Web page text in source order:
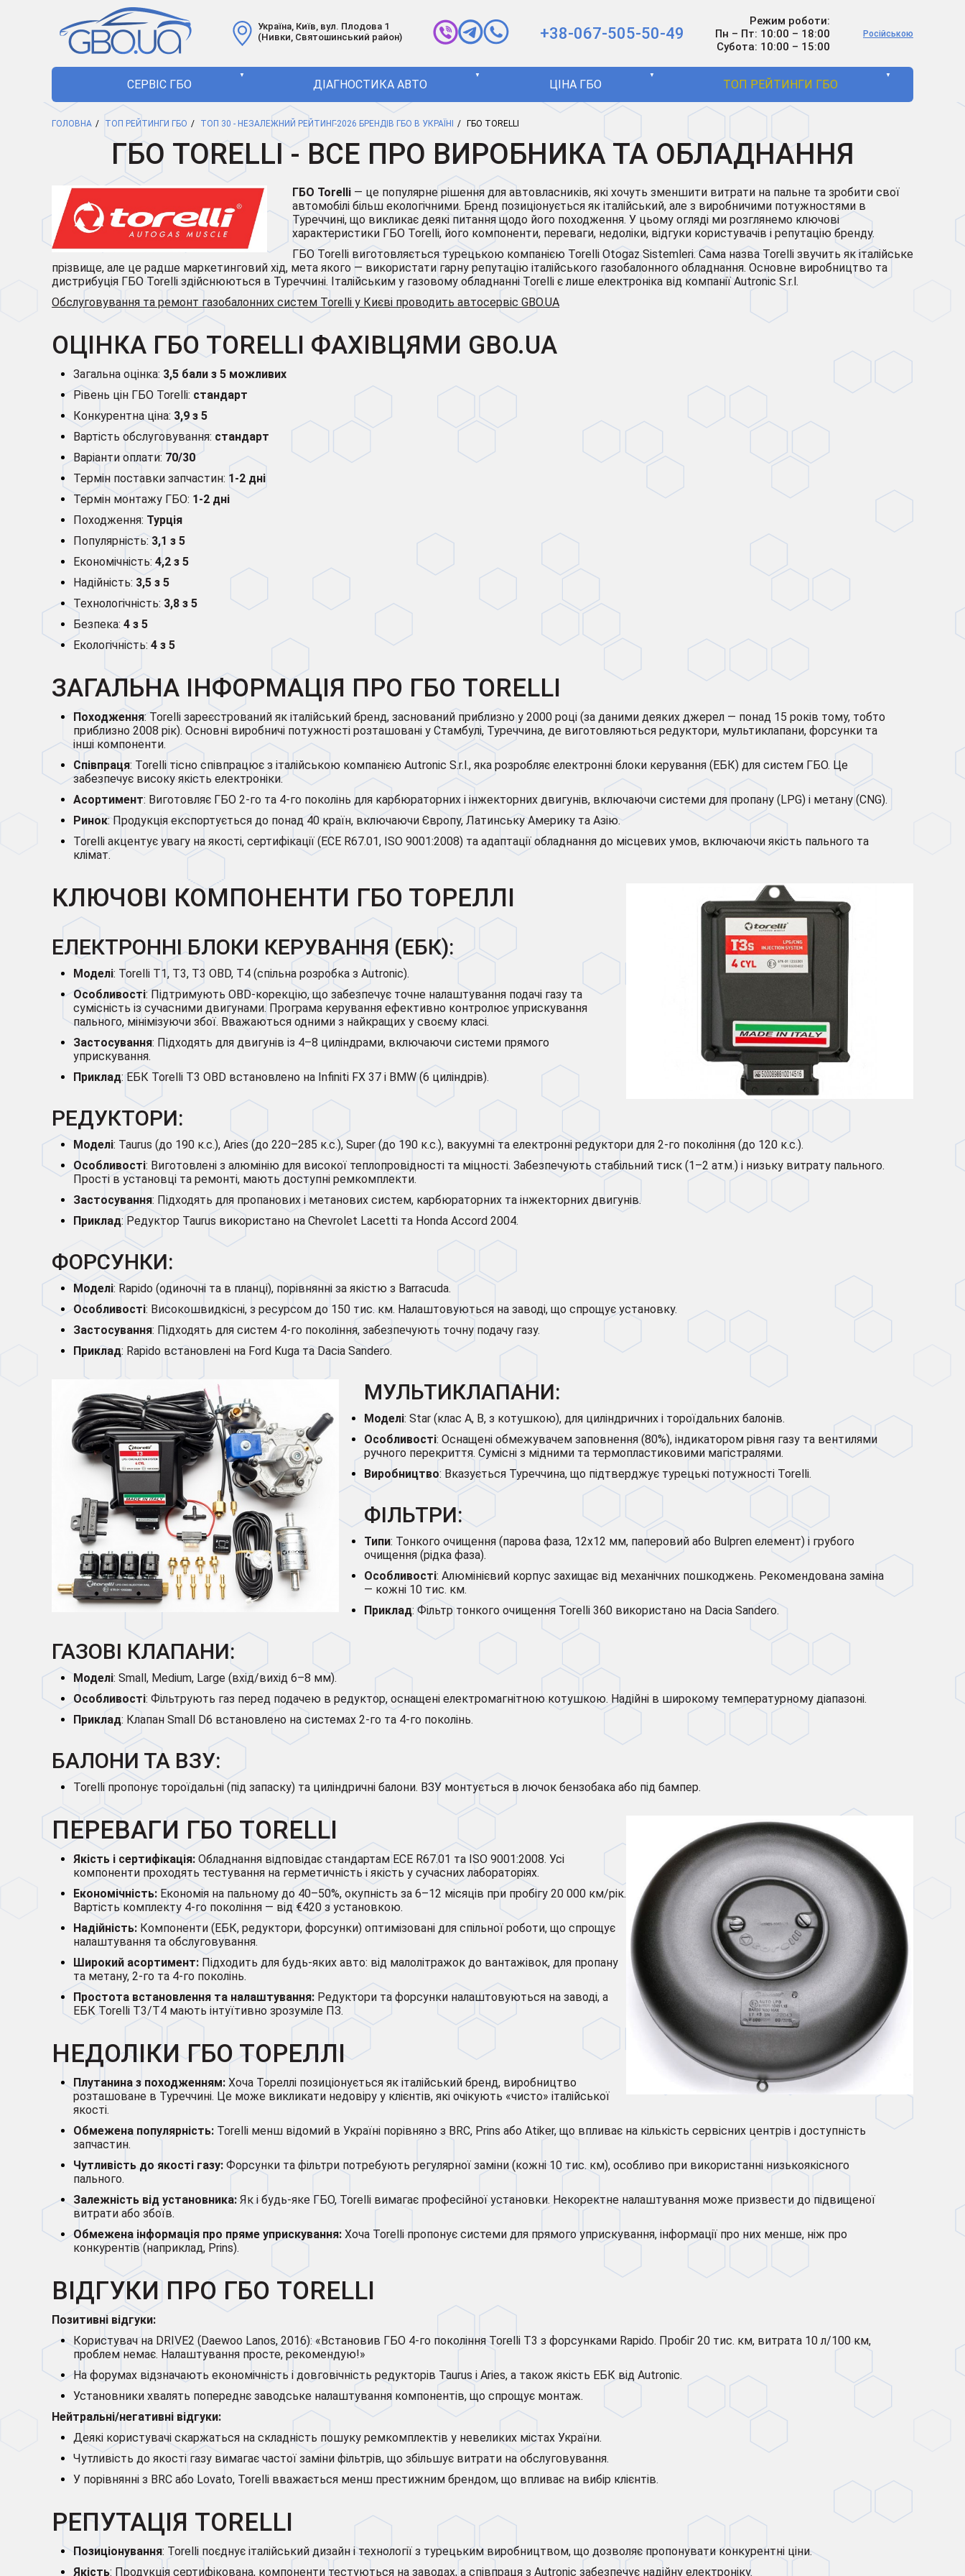
Україна, Київ, вул. Плодова 1
(Нивки, Святошинський район)
+38-067-505-50-49
Режим роботи:
Пн – Пт: 10:00 – 18:00
Субота: 10:00 – 15:00
Російською
СЕРВІС ГБО
▼
ДІАГНОСТИКА АВТО
▼
ЦІНА ГБО
▼
ТОП РЕЙТИНГИ ГБО
▼
ГОЛОВНА ТОП РЕЙТИНГИ ГБО ТОП 30 - НЕЗАЛЕЖНИЙ РЕЙТИНГ-2026 БРЕНДІВ ГБО В УКРАЇНІ ГБО TORELLI
ГБО TORELLI - ВСЕ ПРО ВИРОБНИКА ТА ОБЛАДНАННЯ
ГБО Torelli — це популярне рішення для автовласників, які хочуть зменшити витрати на пальне та зробити свої
автомобілі більш екологічними. Бренд позиціонується як італійський, але з виробничими потужностями в
Туреччині, що викликає деякі питання щодо його походження. У цьому огляді ми розглянемо ключові
характеристики ГБО Torelli, його компоненти, переваги, недоліки, відгуки користувачів і репутацію бренду.
ГБО Torelli виготовляється турецькою компанією Torelli Otogaz Sistemleri. Сама назва Torelli звучить як італійське
прізвище, але це радше маркетинговий хід, мета якого — використати гарну репутацію італійського газобалонного обладнання. Основне виробництво та
дистрибуція ГБО Torelli здійснюються в Туреччині. Італійським у газовому обладнанні Torelli є лише електроніка від компанії Autronic S.r.l.
Обслуговування та ремонт газобалонних систем Torelli у Києві проводить автосервіс GBO.UA
ОЦІНКА ГБО TORELLI ФАХІВЦЯМИ GBO.UA
Загальна оцінка: 3,5 бали з 5 можливих
Рівень цін ГБО Torelli: стандарт
Конкурентна ціна: 3,9 з 5
Вартість обслуговування: стандарт
Варіанти оплати: 70/30
Термін поставки запчастин: 1-2 дні
Термін монтажу ГБО: 1-2 дні
Походження: Турція
Популярність:3,1 з 5
Економічність: 4,2 з 5
Надійність: 3,5 з 5
Технологічність: 3,8 з 5
Безпека: 4 з 5
Екологічність: 4 з 5
ЗАГАЛЬНА ІНФОРМАЦІЯ ПРО ГБО TORELLI
Походження: Torelli зареєстрований як італійський бренд, заснований приблизно у 2000 році (за даними деяких джерел — понад 15 років тому, тобто
приблизно 2008 рік). Основні виробничі потужності розташовані у Стамбулі, Туреччина, де виготовляються редуктори, мультиклапани, форсунки та
інші компоненти.
Співпраця: Torelli тісно співпрацює з італійською компанією Autronic S.r.l., яка розробляє електронні блоки керування (ЕБК) для систем ГБО. Це
забезпечує високу якість електроніки.
Асортимент: Виготовляє ГБО 2-го та 4-го поколінь для карбюраторних і інжекторних двигунів, включаючи системи для пропану (LPG) і метану (CNG).
Ринок: Продукція експортується до понад 40 країн, включаючи Європу, Латинську Америку та Азію.
Torelli акцентує увагу на якості, сертифікації (ECE R67.01, ISO 9001:2008) та адаптації обладнання до місцевих умов, включаючи якість пального та
клімат.
КЛЮЧОВІ КОМПОНЕНТИ ГБО ТОРЕЛЛІ
ЕЛЕКТРОННІ БЛОКИ КЕРУВАННЯ (ЕБК):
Моделі: Torelli T1, T3, T3 OBD, T4 (спільна розробка з Autronic).
Особливості: Підтримують OBD-корекцію, що забезпечує точне налаштування подачі газу та
сумісність із сучасними двигунами. Програма керування ефективно контролює уприскування
пального, мінімізуючи збої. Вважаються одними з найкращих у своєму класі.
Застосування: Підходять для двигунів із 4–8 циліндрами, включаючи системи прямого
уприскування.
Приклад: ЕБК Torelli T3 OBD встановлено на Infiniti FX 37 і BMW (6 циліндрів).
РЕДУКТОРИ:
Моделі: Taurus (до 190 к.с.), Aries (до 220–285 к.с.), Super (до 190 к.с.), вакуумні та електронні редуктори для 2-го покоління (до 120 к.с.).
Особливості: Виготовлені з алюмінію для високої теплопровідності та міцності. Забезпечують стабільний тиск (1–2 атм.) і низьку витрату пального.
Прості в установці та ремонті, мають доступні ремкомплекти.
Застосування: Підходять для пропанових і метанових систем, карбюраторних та інжекторних двигунів.
Приклад: Редуктор Taurus використано на Chevrolet Lacetti та Honda Accord 2004.
ФОРСУНКИ:
Моделі: Rapido (одиночні та в планці), порівнянні за якістю з Barracuda.
Особливості: Високошвидкісні, з ресурсом до 150 тис. км. Налаштовуються на заводі, що спрощує установку.
Застосування: Підходять для систем 4-го покоління, забезпечують точну подачу газу.
Приклад: Rapido встановлені на Ford Kuga та Dacia Sandero.
МУЛЬТИКЛАПАНИ:
Моделі: Star (клас A, B, з котушкою), для циліндричних і тороїдальних балонів.
Особливості: Оснащені обмежувачем заповнення (80%), індикатором рівня газу та вентилями
ручного перекриття. Сумісні з мідними та термопластиковими магістралями.
Виробництво: Вказується Туреччина, що підтверджує турецькі потужності Torelli.
ФІЛЬТРИ:
Типи: Тонкого очищення (парова фаза, 12x12 мм, паперовий або Bulpren елемент) і грубого
очищення (рідка фаза).
Особливості: Алюмінієвий корпус захищає від механічних пошкоджень. Рекомендована заміна
— кожні 10 тис. км.
Приклад: Фільтр тонкого очищення Torelli 360 використано на Dacia Sandero.
ГАЗОВІ КЛАПАНИ:
Моделі: Small, Medium, Large (вхід/вихід 6–8 мм).
Особливості: Фільтрують газ перед подачею в редуктор, оснащені електромагнітною котушкою. Надійні в широкому температурному діапазоні.
Приклад: Клапан Small D6 встановлено на системах 2-го та 4-го поколінь.
БАЛОНИ ТА ВЗУ:
Torelli пропонує тороїдальні (під запаску) та циліндричні балони. ВЗУ монтується в лючок бензобака або під бампер.
ПЕРЕВАГИ ГБО TORELLI
Якість і сертифікація: Обладнання відповідає стандартам ECE R67.01 та ISO 9001:2008. Усі
компоненти проходять тестування на герметичність і якість у сучасних лабораторіях.
Економічність: Економія на пальному до 40–50%, окупність за 6–12 місяців при пробігу 20 000 км/рік.
Вартість комплекту 4-го покоління — від €420 з установкою.
Надійність: Компоненти (ЕБК, редуктори, форсунки) оптимізовані для спільної роботи, що спрощує
налаштування та обслуговування.
Широкий асортимент: Підходить для будь-яких авто: від малолітражок до вантажівок, для пропану
та метану, 2-го та 4-го поколінь.
Простота встановлення та налаштування: Редуктори та форсунки налаштовуються на заводі, а
ЕБК Torelli T3/T4 мають інтуїтивно зрозуміле ПЗ.
НЕДОЛІКИ ГБО ТОРЕЛЛІ
Плутанина з походженням: Хоча Тореллі позиціонується як італійський бренд, виробництво
розташоване в Туреччині. Це може викликати недовіру у клієнтів, які очікують «чисто» італійської
якості.
Обмежена популярність: Torelli менш відомий в Україні порівняно з BRC, Prins або Atiker, що впливає на кількість сервісних центрів і доступність
запчастин.
Чутливість до якості газу: Форсунки та фільтри потребують регулярної заміни (кожні 10 тис. км), особливо при використанні низькоякісного
пального.
Залежність від установника:Як і будь-яке ГБО, Torelli вимагає професійної установки. Некоректне налаштування може призвести до підвищеної
витрати або збоїв.
Обмежена інформація про пряме уприскування: Хоча Torelli пропонує системи для прямого уприскування, інформації про них менше, ніж про
конкурентів (наприклад, Prins).
ВІДГУКИ ПРО ГБО TORELLI
Позитивні відгуки:
Користувач на DRIVE2 (Daewoo Lanos, 2016): «Встановив ГБО 4-го покоління Torelli T3 з форсунками Rapido. Пробіг 20 тис. км, витрата 10 л/100 км,
проблем немає. Налаштування просте, рекомендую!»
На форумах відзначають економічність і довговічність редукторів Taurus і Aries, а також якість ЕБК від Autronic.
Установники хвалять попереднє заводське налаштування компонентів, що спрощує монтаж.
Нейтральні/негативні відгуки:
Деякі користувачі скаржаться на складність пошуку ремкомплектів у невеликих містах України.
Чутливість до якості газу вимагає частої заміни фільтрів, що збільшує витрати на обслуговування.
У порівнянні з BRC або Lovato, Torelli вважається менш престижним брендом, що впливає на вибір клієнтів.
РЕПУТАЦІЯ TORELLI
Позиціонування: Torelli поєднує італійський дизайн і технології з турецьким виробництвом, що дозволяє пропонувати конкурентні ціни.
Якість: Продукція сертифікована, компоненти тестуються на заводах, а співпраця з Autronic забезпечує надійну електроніку.